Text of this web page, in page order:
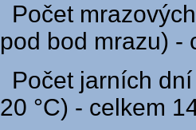
Počet
pod bod mrazu) -
Počet jarních
20 °C) - celkem